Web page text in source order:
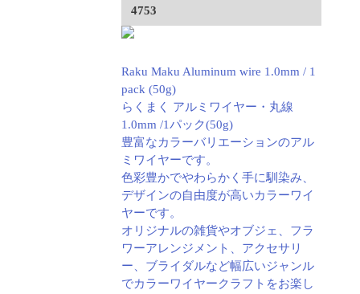
4753
Raku Maku Aluminum wire 1.0mm / 1
pack (50g)
らくまく アルミワイヤー・丸線
1.0mm /1パック(50g)
豊富なカラーバリエーションのアル
ミワイヤーです。
色彩豊かでやわらかく手に馴染み、
デザインの自由度が高いカラーワイ
ヤーです。
オリジナルの雑貨やオブジェ、フラ
ワーアレンジメント、アクセサリ
ー、ブライダルなど幅広いジャンル
でカラーワイヤークラフトをお楽し